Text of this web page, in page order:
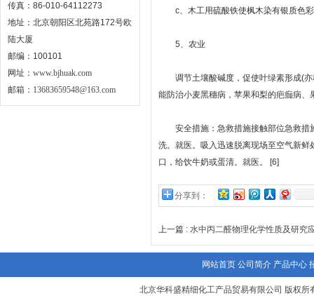
传真：86-010-64112273
地址：北京朝阳区北苑路172号欧
陆大厦
邮编：100101
网址： www.bjhuak.com
邮箱： 13683659548@163.com
c、木工用硫酸铁使枫木染有银质色
5、农业
调节土壤酸碱度，促使叶绿素形成(亦
能防治小麦黑穗病，苹果和梨的疤痂病
安全措施：急救措施接触部位急救措
洗。就医。吸入迅速脱离现场至空气新
口，给饮牛奶或蛋清。就医。 [6]
分享到：
上一篇 : 水中丙二醛物理化学性质及研究
网站首页 公司简介 产品中心
北京华科盛精细化工产品贸易有限公司 版权所